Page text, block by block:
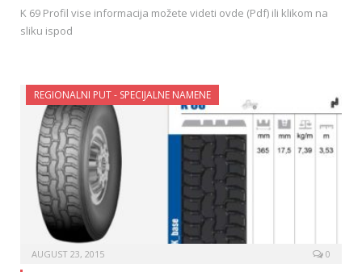
K 69 Profil vise informacija možete videti ovde (Pdf) ili klikom na
sliku ispod
REGIONALNI PUT - SPECIJALNE NAMENE
AUGUST 23, 2015 0